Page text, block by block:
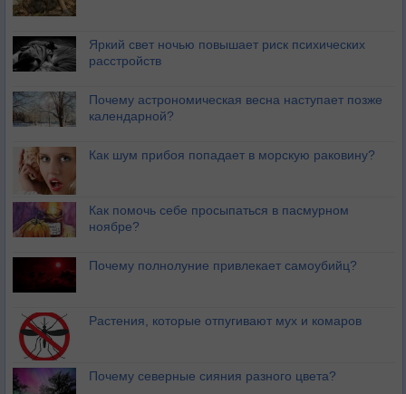
Яркий свет ночью повышает риск психических
расстройств
Почему астрономическая весна наступает позже
календарной?
Как шум прибоя попадает в морскую раковину?
Как помочь себе просыпаться в пасмурном
ноябре?
Почему полнолуние привлекает самоубийц?
Растения, которые отпугивают мух и комаров
Почему северные сияния разного цвета?